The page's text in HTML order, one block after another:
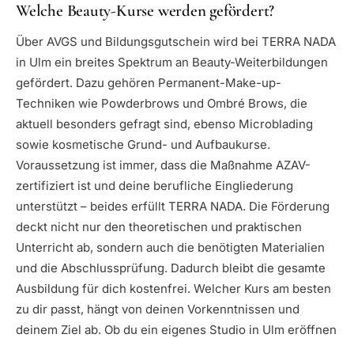
Welche Beauty-Kurse werden gefördert?
Über AVGS und Bildungsgutschein wird bei TERRA NADA
in Ulm ein breites Spektrum an Beauty-Weiterbildungen
gefördert. Dazu gehören Permanent-Make-up-
Techniken wie Powderbrows und Ombré Brows, die
aktuell besonders gefragt sind, ebenso Microblading
sowie kosmetische Grund- und Aufbaukurse.
Voraussetzung ist immer, dass die Maßnahme AZAV-
zertifiziert ist und deine berufliche Eingliederung
unterstützt – beides erfüllt TERRA NADA. Die Förderung
deckt nicht nur den theoretischen und praktischen
Unterricht ab, sondern auch die benötigten Materialien
und die Abschlussprüfung. Dadurch bleibt die gesamte
Ausbildung für dich kostenfrei. Welcher Kurs am besten
zu dir passt, hängt von deinen Vorkenntnissen und
deinem Ziel ab. Ob du ein eigenes Studio in Ulm eröffnen